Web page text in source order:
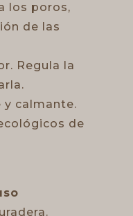
los poros,
de las
Regula la
y calmante.
de